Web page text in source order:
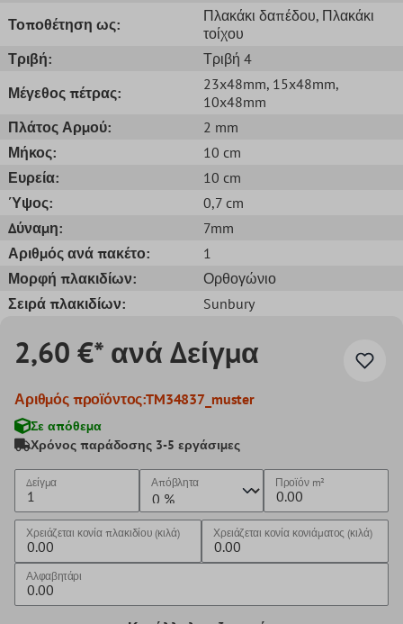
Τοποθέτηση ως:
Πλακάκι δαπέδου, Πλακάκι
τοίχου
Τριβή:
Τριβή 4
Μέγεθος πέτρας:
23x48mm, 15x48mm,
10x48mm
Πλάτος Αρμού:
2 mm
Μήκος:
10 cm
Ευρεία:
10 cm
Ύψος:
0,7 cm
Δύναμη:
7mm
Αριθμός ανά πακέτο:
1
Μορφή πλακιδίων:
Ορθογώνιο
Σειρά πλακιδίων:
Sunbury
2,60 €* ανά Δείγμα
Αριθμός προϊόντος:TM34837_muster
Σε απόθεμα
Χρόνος παράδοσης 3-5 εργάσιμες
Δείγμα Απόβλητα Προϊόνm²
Χρειάζεται κονία πλακιδίου (κιλά) Χρειάζεται κονία κονιάματος (κιλά)
Αλφαβητάρι